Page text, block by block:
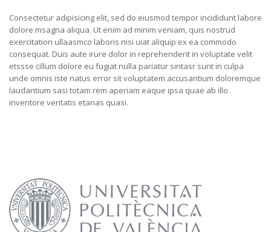
Consectetur adipisicing elit, sed do eiusmod tempor incididunt labore
dolore msagna aliqua. Ut enim ad minim veniam, quis nostrud
exercitation ullaasmco laboris nisi uiat aliquip ex ea commodo
consequat. Duis aute irure dolor in reprehenderit in voluptate velit
etssse cillum dolore eu fugiat nulla pariatur sintasr sunt in culpa
unde omnis iste natus error sit voluptatem accusantium doloremque
laudantium sasi totam rem aperiam eaque ipsa quae ab illo
inventore veritatis etanas quasi.